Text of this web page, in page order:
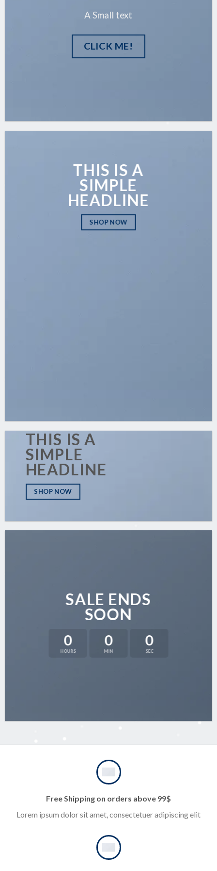
A Small text
CLICK ME!
THIS IS A
SIMPLE
HEADLINE
SHOP NOW
THIS IS A
SIMPLE
HEADLINE
SHOP NOW
SALE ENDS
SOON
0
HOURS
0
MIN
0
SEC
Free Shipping on orders above 99$
Lorem ipsum dolor sit amet, consectetuer adipiscing elit